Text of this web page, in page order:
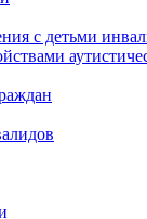
с детьми